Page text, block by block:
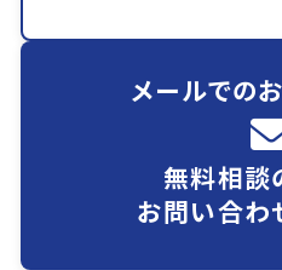
メールでの
無料相談
お問い合わ